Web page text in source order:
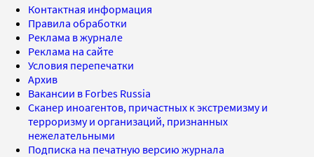
Контактная информация
Правила обработки
Реклама в журнале
Реклама на сайте
Условия перепечатки
Архив
Вакансии в Forbes Russia
Сканер иноагентов, причастных к экстремизму и
терроризму и организаций, признанных
нежелательными
Подписка на печатную версию журнала